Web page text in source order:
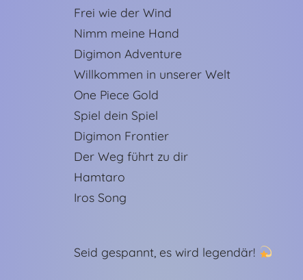
Frei wie der Wind
Nimm meine Hand
Digimon Adventure
Willkommen in unserer Welt
One Piece Gold
Spiel dein Spiel
Digimon Frontier
Der Weg führt zu dir
Hamtaro
Iros Song
Seid gespannt, es wird legendär!